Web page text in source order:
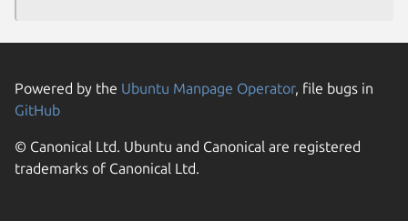
Powered by the Ubuntu Manpage Operator, file bugs in
GitHub
© Canonical Ltd. Ubuntu and Canonical are registered
trademarks of Canonical Ltd.